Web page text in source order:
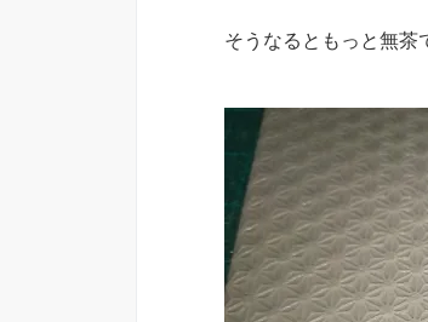
そうなるともっと無茶